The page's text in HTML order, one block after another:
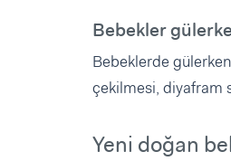
Bebekler
Bebeklerde
çekilmesi, diyafram
Yeni doğan